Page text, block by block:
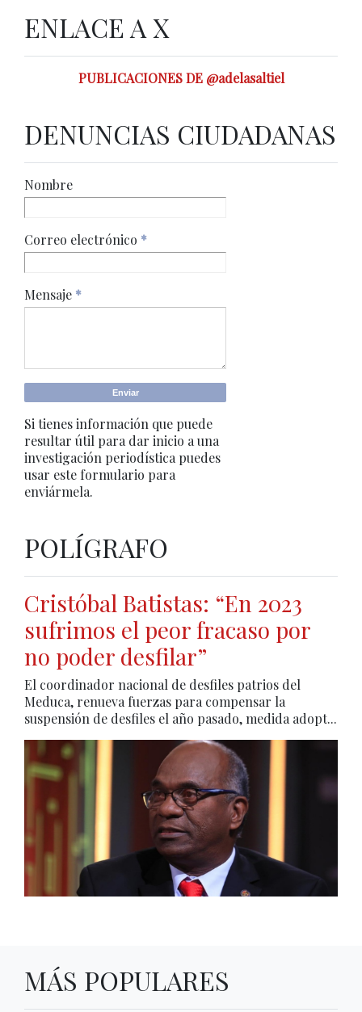
ENLACE A X
PUBLICACIONES DE @adelasaltiel
DENUNCIAS CIUDADANAS
Nombre
Correo electrónico *
Mensaje *
Si tienes información que puede
resultar útil para dar inicio a una
investigación periodística puedes
usar este formulario para
enviármela.
POLÍGRAFO
Cristóbal Batistas: “En 2023
sufrimos el peor fracaso por
no poder desfilar”
El coordinador nacional de desfiles patrios del
Meduca, renueva fuerzas para compensar la
suspensión de desfiles el año pasado, medida adopt...
MÁS POPULARES